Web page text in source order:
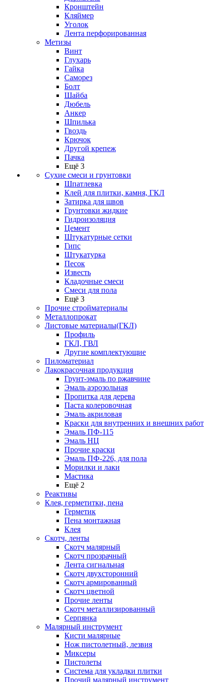
Кронштейн
Кляймер
Уголок
Лента перфорированная
Метизы
Винт
Глухарь
Гайка
Саморез
Болт
Шайба
Дюбель
Анкер
Шпилька
Гвоздь
Крючок
Другой крепеж
Пачка
Ещё 3
Сухие смеси и грунтовки
Шпатлевка
Клей для плитки, камня, ГКЛ
Затирка для швов
Грунтовки жидкие
Гидроизоляция
Цемент
Штукатурные сетки
Гипс
Штукатурка
Песок
Известь
Кладочные смеси
Смеси для пола
Ещё 3
Прочие стройматериалы
Металлопрокат
Листовые материалы(ГКЛ)
Профиль
ГКЛ, ГВЛ
Другие комплектующие
Пиломатериал
Лакокрасочная продукция
Грунт-эмаль по ржавчине
Эмаль аэрозольная
Пропитка для дерева
Паста колеровочная
Эмаль акриловая
Краски для внутренних и внешних работ
Эмаль ПФ-115
Эмаль НЦ
Прочие краски
Эмаль ПФ-226, для пола
Морилки и лаки
Мастика
Ещё 2
Реактивы
Клея, герметитки, пена
Герметик
Пена монтажная
Клея
Скотч, ленты
Скотч малярный
Скотч прозрачный
Лента сигнальная
Скотч двухсторонний
Скотч армированный
Скотч цветной
Прочие ленты
Скотч металлизированный
Серпянка
Малярный инструмент
Кисти малярные
Нож пистолетный, лезвия
Миксеры
Пистолеты
Система для укладки плитки
Прочий малярный инструмент